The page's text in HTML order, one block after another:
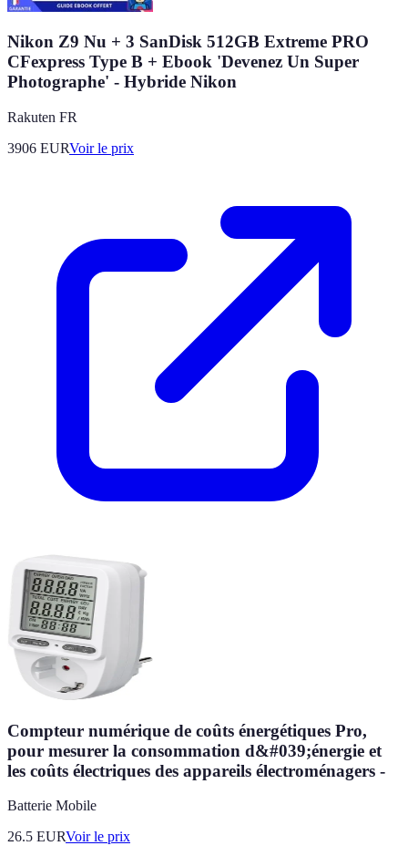
Nikon Z9 Nu + 3 SanDisk 512GB Extreme PRO
CFexpress Type B + Ebook 'Devenez Un Super
Photographe' - Hybride Nikon
Rakuten FR
3906 EURVoir le prix
Compteur numérique de coûts énergétiques Pro,
pour mesurer la consommation d&#039;énergie et
les coûts électriques des appareils électroménagers -
Batterie Mobile
26.5 EURVoir le prix